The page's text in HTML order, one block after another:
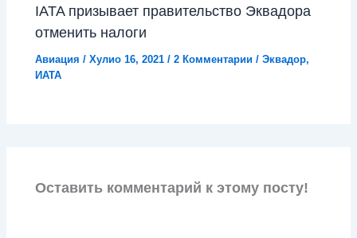
IATA призывает правительство Эквадора
отменить налоги
Авиация /Хулио 16, 2021/2 Комментарии /Эквадор,
ИАТА
Оставить комментарий к этому посту!